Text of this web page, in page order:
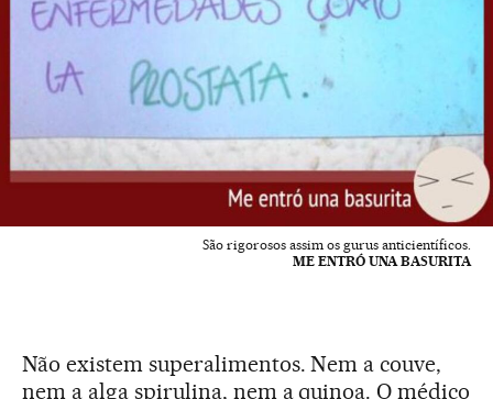
São rigorosos assim os gurus anticientíficos.
ME ENTRÓ UNA BASURITA
Não existem superalimentos. Nem a couve,
nem a alga spirulina, nem a quinoa. O médico